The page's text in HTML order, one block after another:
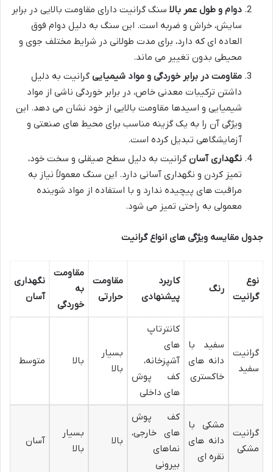
دوام و طول عمر بالا سنگ گرانیت دارای مقاومت بالایی در برابر
سایش، خراش و ضربه است. این سنگ به دلیل دوام فوق
العاده ای که دارد، برای مدت طولانی در شرایط مختلف جوی و
محیطی بدون تغییر می ماند.
مقاومت در برابر خوردگی و مواد شیمیایی گرانیت به دلیل
داشتن ترکیبات معدنی خاص، در برابر خوردگی ناشی از مواد
شیمیایی و اسیدها مقاومت بالایی از خود نشان می دهد. این
ویژگی آن را به یک گزینه مناسب برای محیط های صنعتی و
آزمایشگاهی تبدیل کرده است.
نگهداری آسان گرانیت به دلیل سطح صیقلی و سخت خود،
تمیز کردن و نگهداری آسانی دارد. این سنگ معمولاً نیاز به
مراقبت های پیچیده ندارد و با استفاده از مواد شوینده
معمولی به راحتی تمیز می شود.
جدول مقایسه ویژگی های انواع گرانیت
نوع
گرانیت
رنگ
کاربرد
پیشنهادی
مقاومت
حرارتی
مقاومت
به
خوردگی
نگهداری
آسان
گرانیت
سفید
سفید با
دانه های
خاکستری
کانترتاپ
های
آشپزخانه،
کف پوش
های داخلی
بسیار
بالا
بالا متوسط
گرانیت
مشکی
مشکی با
دانه های
نقره ای
کف پوش
های خارجی،
نماهای
بیرونی
بالا
بسیار
بالا
آسان